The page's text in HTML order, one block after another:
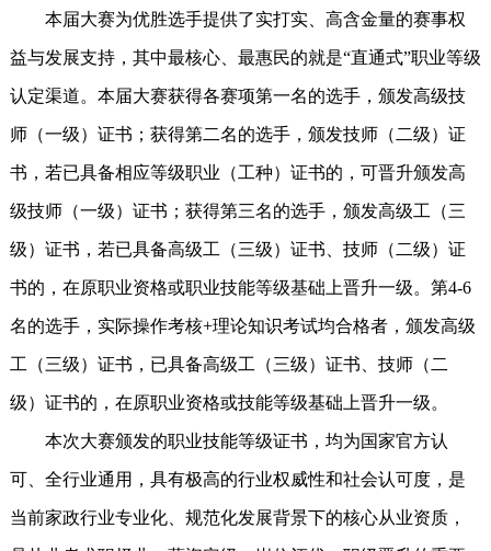
本届大赛为优胜选手提供了实打实、高含金量的赛事权
益与发展支持，其中最核心、最惠民的就是“直通式”职业等级
认定渠道。本届大赛获得各赛项第一名的选手，颁发高级技
师（一级）证书；获得第二名的选手，颁发技师（二级）证
书，若已具备相应等级职业（工种）证书的，可晋升颁发高
级技师（一级）证书；获得第三名的选手，颁发高级工（三
级）证书，若已具备高级工（三级）证书、技师（二级）证
书的，在原职业资格或职业技能等级基础上晋升一级。第4-6
名的选手，实际操作考核+理论知识考试均合格者，颁发高级
工（三级）证书，已具备高级工（三级）证书、技师（二
级）证书的，在原职业资格或技能等级基础上晋升一级。
本次大赛颁发的职业技能等级证书，均为国家官方认
可、全行业通用，具有极高的行业权威性和社会认可度，是
当前家政行业专业化、规范化发展背景下的核心从业资质，